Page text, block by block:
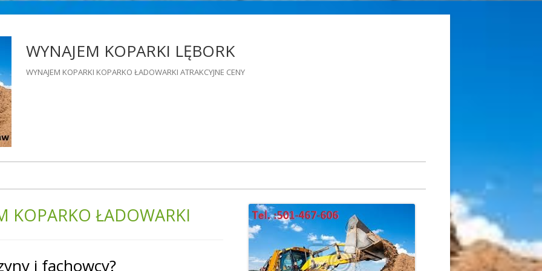
WYNAJEM KOPARKI LĘBORK
WYNAJEM KOPARKI KOPARKO ŁADOWARKI ATRAKCYJNE CENY
KOPARKO ŁADOWARKI
i fachowcy?
Główny
panel